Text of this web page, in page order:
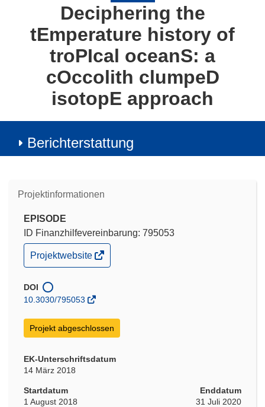
Deciphering the
tEmperature history of
troPIcal oceanS: a
cOccolith clumpeD
isotopE approach
Berichterstattung
Projektinformationen
EPISODE
ID Finanzhilfevereinbarung: 795053
(öffnet
in
Fenster)
Projektwebsite
DOI
10.3030/795053
Projekt abgeschlossen
EK-Unterschriftsdatum
14 März 2018
Startdatum
1 August 2018
Enddatum
31 Juli 2020